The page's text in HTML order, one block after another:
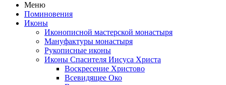
Меню
Поминовения
Иконы
Иконописной мастерской монастыря
Мануфактуры монастыря
Рукописные иконы
Иконы Спасителя Иисуса Христа
Воскресение Христово
Всевидящее Око